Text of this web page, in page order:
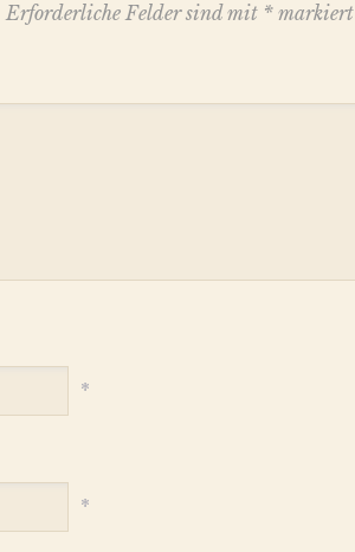
Erforderliche Felder sind mit *markiert
*
*